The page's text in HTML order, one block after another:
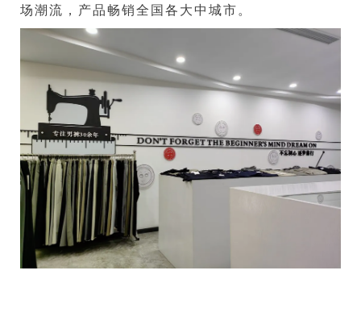
场潮流，产品畅销全国各大中城市。